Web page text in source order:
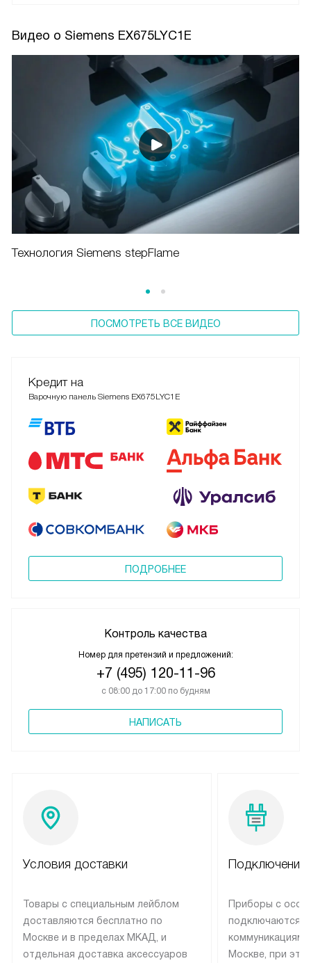
Видео о Siemens EX675LYC1E
Технология Siemens stepFlame
ПОСМОТРЕТЬ ВСЕ ВИДЕО
Кредит на
Варочную панель Siemens EX675LYC1E
ПОДРОБНЕЕ
Контроль качества
Номер для претензий и предложений:
+7 (495) 120-11-96
с 08:00 до 17:00 по будням
НАПИСАТЬ
Условия доставки
Товары с специальным лейблом
доставляются бесплатно по
Москве и в пределах МКАД, и
отдельная доставка аксессуаров
Подключение
Приборы с
подключаются к
коммуникациям
Москве, при